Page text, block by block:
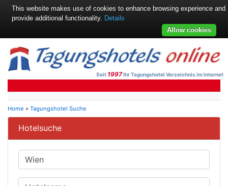
Seit 1997Ihr Tagungshotel Verzeichnis im Internet
Home » Tagungshotel Suche
Hotelsuche
This website makes use of cookies to enhance browsing experience and
provide additional functionality. Details
Allow cookies